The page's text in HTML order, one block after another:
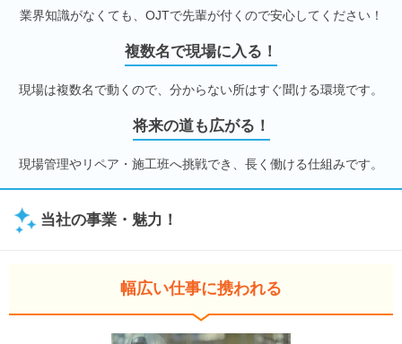
業界知識がなくても、OJTで先輩が付くので安心してください！
複数名で現場に入る！
現場は複数名で動くので、分からない所はすぐ聞ける環境です。
将来の道も広がる！
現場管理やリペア・施工班へ挑戦でき、長く働ける仕組みです。
当社の事業・魅力！
幅広い仕事に携われる